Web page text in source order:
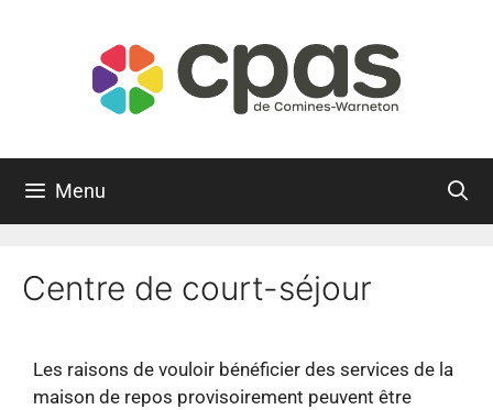
Menu
Centre de court-séjour
Les raisons de vouloir bénéficier des services de la
maison de repos provisoirement peuvent être